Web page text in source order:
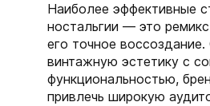
Наиболее эффективные
ностальгии — это
его точное воссоздание.
винтажную эстетику с
функциональностью,
привлечь широкую